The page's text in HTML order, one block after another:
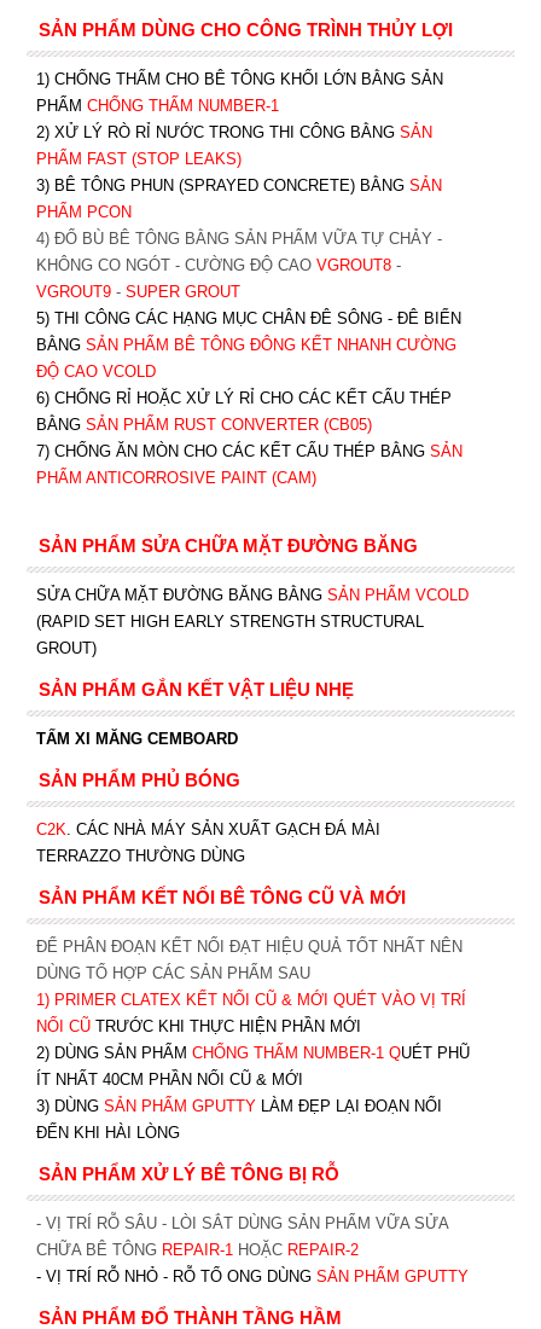
SẢN PHẨM DÙNG CHO CÔNG TRÌNH THỦY LỢI
1) CHỐNG THẤM CHO BÊ TÔNG KHỐI LỚN BẰNG SẢN
PHẨM CHỐNG THẤM NUMBER-1
2) XỬ LÝ RÒ RỈ NƯỚC TRONG THI CÔNG BẰNG SẢN
PHẨM FAST (STOP LEAKS)
3) BÊ TÔNG PHUN (SPRAYED CONCRETE) BẰNG SẢN
PHẨM PCON
4) ĐỔ BÙ BÊ TÔNG BẰNG SẢN PHẨM VỮA TỰ CHẢY -
KHÔNG CO NGÓT - CƯỜNG ĐỘ CAO VGROUT8-
VGROUT9- SUPER GROUT
5) THI CÔNG CÁC HẠNG MỤC CHÂN ĐÊ SÔNG - ĐÊ BIỂN
BẰNG SẢN PHẨM BÊ TÔNG ĐÔNG KẾT NHANH CƯỜNG
ĐỘ CAO VCOLD
6) CHỐNG RỈ HOẶC XỬ LÝ RỈ CHO CÁC KẾT CẤU THÉP
BẰNG SẢN PHẨM RUST CONVERTER (CB05)
7) CHỐNG ĂN MÒN CHO CÁC KẾT CẤU THÉP BẰNG SẢN
PHẨM ANTICORROSIVE PAINT (CAM)
SẢN PHẨM SỬA CHỮA MẶT ĐƯỜNG BĂNG
SỬA CHỮA MẶT ĐƯỜNG BĂNG BẰNG SẢN PHẨM VCOLD
(RAPID SET HIGH EARLY STRENGTH STRUCTURAL
GROUT)
SẢN PHẨM GẮN KẾT VẬT LIỆU NHẸ
TẤM XI MĂNG CEMBOARD
SẢN PHẨM PHỦ BÓNG
C2K. CÁC NHÀ MÁY SẢN XUẤT GẠCH ĐÁ MÀI
TERRAZZO THƯỜNG DÙNG
SẢN PHẨM KẾT NỐI BÊ TÔNG CŨ VÀ MỚI
ĐỂ PHÂN ĐOẠN KẾT NỐI ĐẠT HIỆU QUẢ TỐT NHẤT NÊN
DÙNG TỔ HỢP CÁC SẢN PHẨM SAU
1) PRIMER CLATEX KẾT NỐI CŨ & MỚI QUÉT VÀO VỊ TRÍ
NỐI CŨ TRƯỚC KHI THỰC HIỆN PHẦN MỚI
2) DÙNG SẢN PHẨM CHỐNG THẤM NUMBER-1QUÉT PHŨ
ÍT NHẤT 40CM PHẦN NỐI CŨ & MỚI
3) DÙNG SẢN PHẨM GPUTTY LÀM ĐẸP LẠI ĐOẠN NỐI
ĐẾN KHI HÀI LÒNG
SẢN PHẨM XỬ LÝ BÊ TÔNG BỊ RỖ
- VỊ TRÍ RỖ SÂU - LÒI SẮT DÙNG SẢN PHẨM VỮA SỬA
CHỮA BÊ TÔNG REPAIR-1HOẶC REPAIR-2
- VỊ TRÍ RỖ NHỎ - RỖ TỔ ONG DÙNG SẢN PHẨM GPUTTY
SẢN PHẨM ĐỔ THÀNH TẦNG HẦM